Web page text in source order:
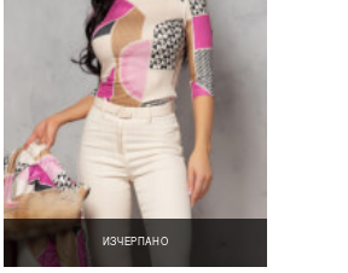
ИЗЧЕРПАНО